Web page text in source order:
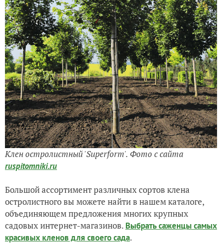
Клен остролистный 'Superform'. Фото с сайта
ruspitomniki.ru
Большой ассортимент различных сортов клена
остролистного вы можете найти в нашем каталоге,
объединяющем предложения многих крупных
садовых интернет-магазинов. Выбрать саженцы самых
красивых кленов для своего сада.